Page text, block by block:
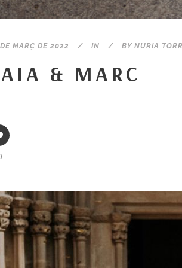
MARÇ DE 2022 IN BY NURIA
& MARC